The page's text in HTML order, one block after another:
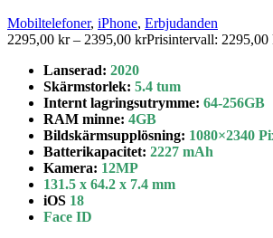
Mobiltelefoner, iPhone, Erbjudanden
2295,00 kr – 2395,00 krPrisintervall:
Lanserad: 2020
Skärmstorlek: 5.4 tum
Internt lagringsutrymme: 64-256GB
RAM minne: 4GB
Bildskärmsupplösning: 1080×2340
Batterikapacitet: 2227 mAh
Kamera: 12MP
131.5 x 64.2 x 7.4 mm
iOS 18
Face ID